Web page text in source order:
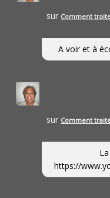
sur Comment
A voir et à
sur Comment
https://